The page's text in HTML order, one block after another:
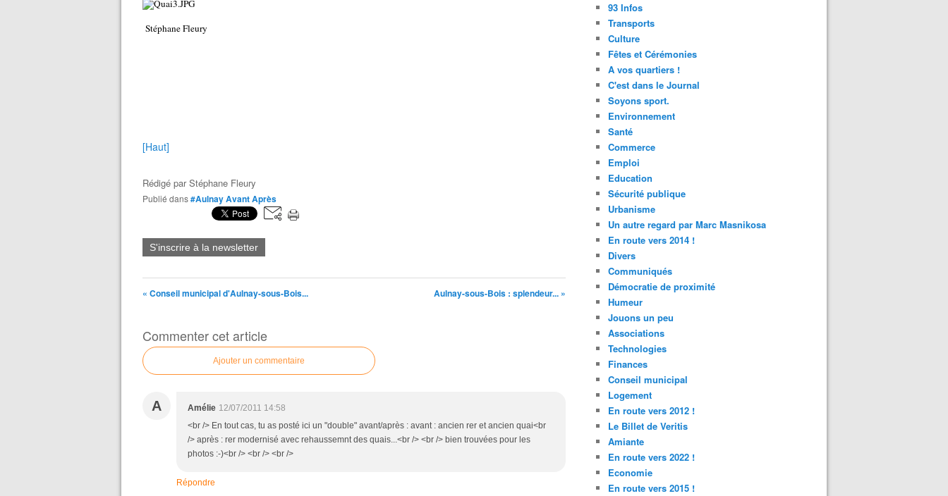
Stéphane Fleury
[Haut]
Rédigé parStéphane Fleury
Publié dans#Aulnay Avant Après
S'inscrire à la newsletter
« Conseil municipal d'Aulnay-sous-Bois... Aulnay-sous-Bois : splendeur... »
Commenter cet article
Ajouter un commentaire
A Amélie 12/07/2011 14:58
<br /> En tout cas, tu as posté ici un "double" avant/après : avant : ancien rer et ancien quai<br
/> après : rer modernisé avec rehaussemnt des quais...<br /> <br /> bien trouvées pour les
photos :-)<br /> <br /> <br />
Répondre
93 Infos
Transports
Culture
Fêtes et Cérémonies
A vos quartiers !
C'est dans le Journal
Soyons sport.
Environnement
Santé
Commerce
Emploi
Education
Sécurité publique
Urbanisme
Un autre regard par Marc Masnikosa
En route vers 2014 !
Divers
Communiqués
Démocratie de proximité
Humeur
Jouons un peu
Associations
Technologies
Finances
Conseil municipal
Logement
En route vers 2012 !
Le Billet de Veritis
Amiante
En route vers 2022 !
Economie
En route vers 2015 !